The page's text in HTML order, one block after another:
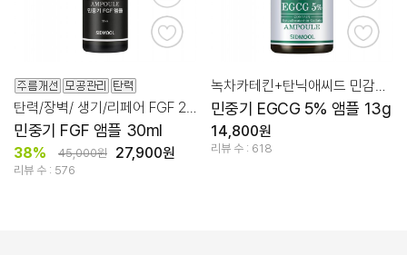
민중기 FGF 앰플 30ml
38% 45,000원 27,900원
리뷰 수 : 576
녹차카테킨+탄닉애씨드 민감성+모공케어
민중기 EGCG 5% 앰플 13g
14,800원
리뷰 수 : 618